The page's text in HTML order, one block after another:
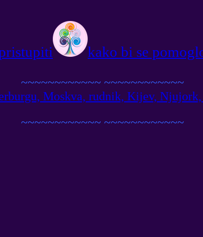
kako bi se
~~~~~~~~~~~~ ~~~~~~~~~~~~
Moskva, rudnik, Kijev,
~~~~~~~~~~~~ ~~~~~~~~~~~~